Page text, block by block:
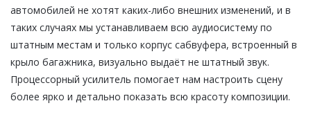
автомобилей не хотят каких-либо внешних изменений, и в
таких случаях мы устанавливаем всю аудиосистему по
штатным местам и только корпус сабвуфера, встроенный в
крыло багажника, визуально выдаёт не штатный звук.
Процессорный усилитель помогает нам настроить сцену
более ярко и детально показать всю красоту композиции.